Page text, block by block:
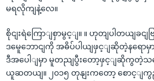
မရလိုကျနဲ့လေ။
စိုငျးရဲကြောျစှာမွင့ျ။ ။ ဟုတျပါတယျခင
ဒမေူဘောငျကို အဓိပ်ပါယျဖှင့ျဆိုတဲ့နရောမှ
ဒီအပေါျမှာ မူတညျပွီးတော့ဖှင့ျဆိုကွတဲ့သ
ယူဆတယျ။ ၂၀၁၅ တုနျးကတော့ စောင့ျ